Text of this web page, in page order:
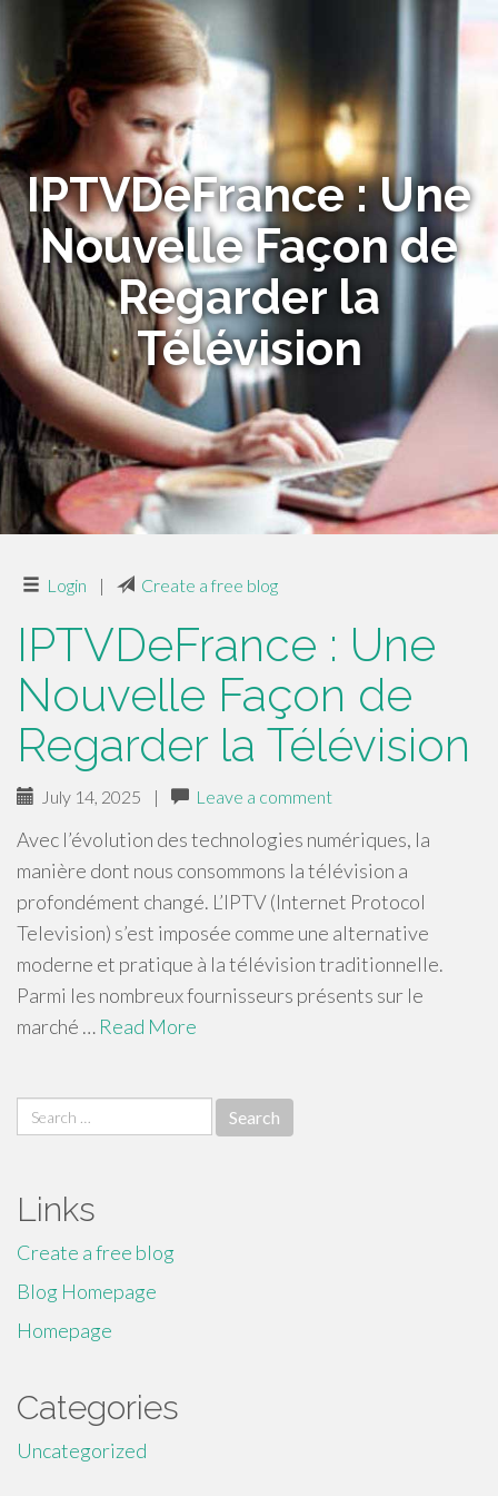
IPTVDeFrance : Une
Nouvelle Façon de
Regarder la
Télévision
Login | Create a free blog
IPTVDeFrance : Une
Nouvelle Façon de
Regarder la Télévision
July 14, 2025 | Leave a comment
Avec l’évolution des technologies numériques, la
manière dont nous consommons la télévision a
profondément changé. L’IPTV (Internet Protocol
Television) s’est imposée comme une alternative
moderne et pratique à la télévision traditionnelle.
Parmi les nombreux fournisseurs présents sur le
marché … Read More
Search
for:
Links
Create a free blog
Blog Homepage
Homepage
Categories
Uncategorized